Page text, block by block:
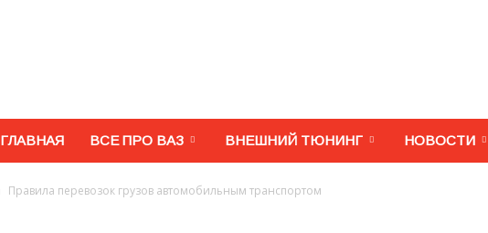
МегаВАЗ.
ГЛАВНАЯ ВСЕ ПРО ВАЗ ВНЕШНИЙ ТЮНИНГ НОВОСТИ
Правила перевозок грузов автомобильным транспортом